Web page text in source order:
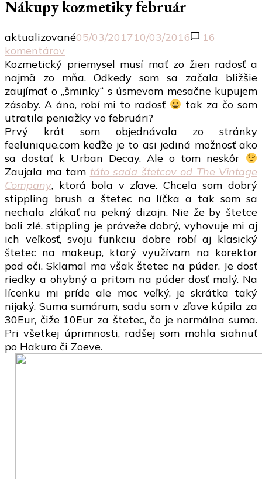
Nákupy kozmetiky február
aktualizované05/03/201710/03/2016
16
komentárov
Nákupy
kozmetiky
február
Kozmetický priemysel musí mať zo žien radosť a
najmä zo mňa. Odkedy som sa začala bližšie
zaujímať o „šminky“ s úsmevom mesačne kupujem
zásoby. A áno, robí mi to radosť
tak za čo som
utratila peniažky vo februári?
Prvý krát som objednávala zo stránky
feelunique.com keďže je to asi jediná možnosť ako
sa dostať k Urban Decay. Ale o tom neskôr
Zaujala ma tam táto sada štetcov od The Vintage
Company, ktorá bola v zľave. Chcela som dobrý
stippling brush a štetec na líčka a tak som sa
nechala zlákať na pekný dizajn. Nie že by štetce
boli zlé, stippling je práveže dobrý, vyhovuje mi aj
ich veľkosť, svoju funkciu dobre robí aj klasický
štetec na makeup, ktorý využívam na korektor
pod oči. Sklamal ma však štetec na púder. Je dosť
riedky a ohybný a pritom na púder dosť malý. Na
lícenku mi príde ale moc veľký, je skrátka taký
nijaký. Suma sumárum, sadu som v zľave kúpila za
30Eur, čiže 10Eur za štetec, čo je normálna suma.
Pri všetkej úprimnosti, radšej som mohla siahnuť
po Hakuro či Zoeve.